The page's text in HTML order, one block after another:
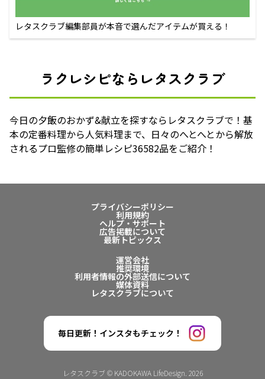
レタスクラブ編集部員が本音で選んだアイテムが買える！
ラクレシピならレタスクラブ
今日の夕飯のおかず&献立を探すならレタスクラブで！基
本の定番料理から人気料理まで、日々のへとへとから解放
されるプロ監修の簡単レシピ36582品をご紹介！
プライバシーポリシー
利用規約
ヘルプ・サポート
広告掲載について
最新トピックス
運営会社
推奨環境
利用者情報の外部送信について
媒体資料
レタスクラブについて
毎日更新！インスタもチェック！
レタスクラブ © KADOKAWA LifeDesign. 2026